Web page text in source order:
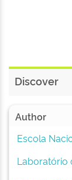
Discover
Author
Escola
Laboratório